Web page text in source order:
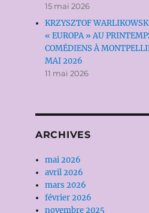
15 mai 2026
KRZYSZTOF
« EUROPA » AU
COMÉDIENS À
MAI 2026
11 mai 2026
ARCHIVES
mai 2026
avril 2026
mars 2026
février 2026
novembre 2025